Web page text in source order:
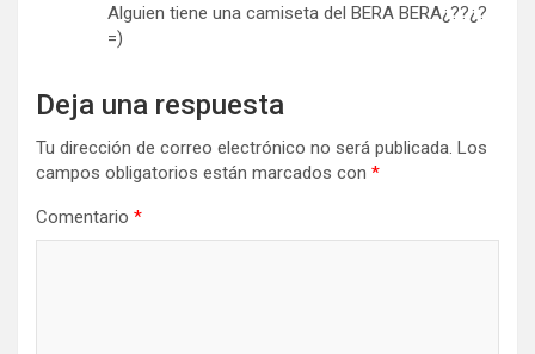
Alguien tiene una camiseta del BERA BERA¿??¿?
=)
Deja una respuesta
Tu dirección de correo electrónico no será publicada. Los
campos obligatorios están marcados con *
Comentario *